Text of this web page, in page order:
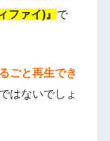
ァイ)』 で
ごと再生でき
はないでしょ